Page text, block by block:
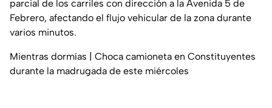
parcial de los carriles con dirección a la Avenida 5 de
Febrero, afectando el flujo vehicular de la zona durante
varios minutos.
Mientras dormías | Choca camioneta en Constituyentes
durante la madrugada de este miércoles